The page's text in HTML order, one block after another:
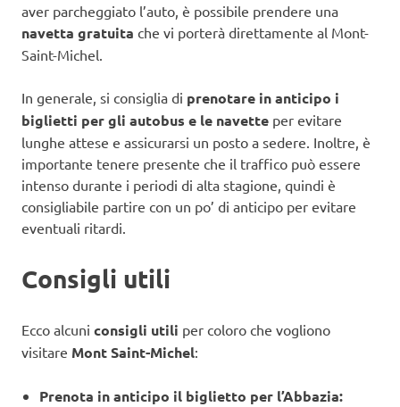
aver parcheggiato l’auto, è possibile prendere una
navetta gratuita che vi porterà direttamente al Mont-
Saint-Michel.
In generale, si consiglia di prenotare in anticipo i
biglietti per gli autobus e le navette per evitare
lunghe attese e assicurarsi un posto a sedere. Inoltre, è
importante tenere presente che il traffico può essere
intenso durante i periodi di alta stagione, quindi è
consigliabile partire con un po’ di anticipo per evitare
eventuali ritardi.
Consigli utili
Ecco alcuni consigli utili per coloro che vogliono
visitare Mont Saint-Michel:
Prenota in anticipo il biglietto per l’Abbazia: